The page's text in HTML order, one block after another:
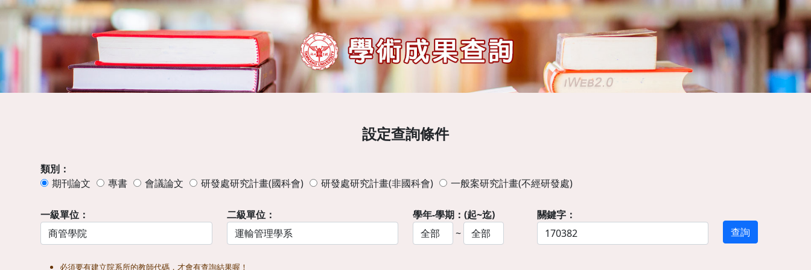
設定查詢條件
類別：
期刊論文
專書 會議論文 研發處研究計畫(國科會) 研發處研究計畫(非國科會) 一般案研究計畫(不經研發處)
一級單位： 二級單位：
學年-學期：(起~迄)
~
關鍵字：
必須要有建立院系所的教師代碼，才會有查詢結果喔！